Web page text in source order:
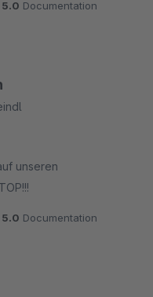
5.0 Documentation
unseren
5.0 Documentation